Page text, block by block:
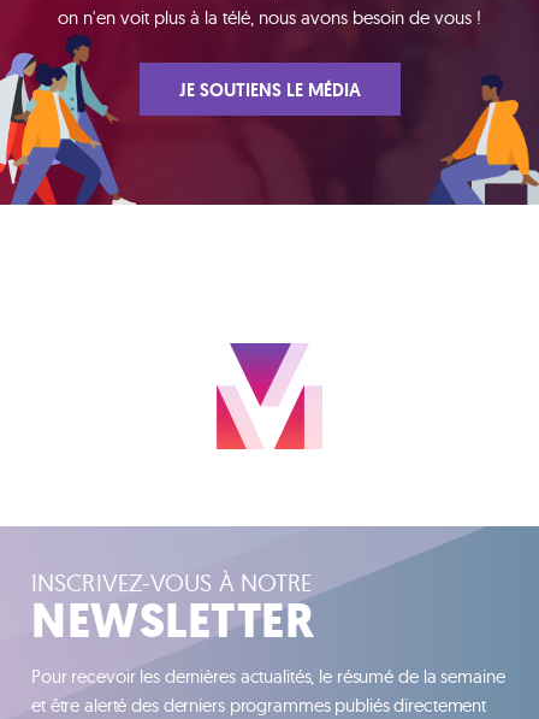
on n'en voit plus à la télé, nous avons besoin de vous !
JE SOUTIENS LE MÉDIA
INSCRIVEZ-VOUS À NOTRE
NEWSLETTER
Pour recevoir les dernières actualités, le résumé de la semaine
et être alerté des derniers programmes publiés directement